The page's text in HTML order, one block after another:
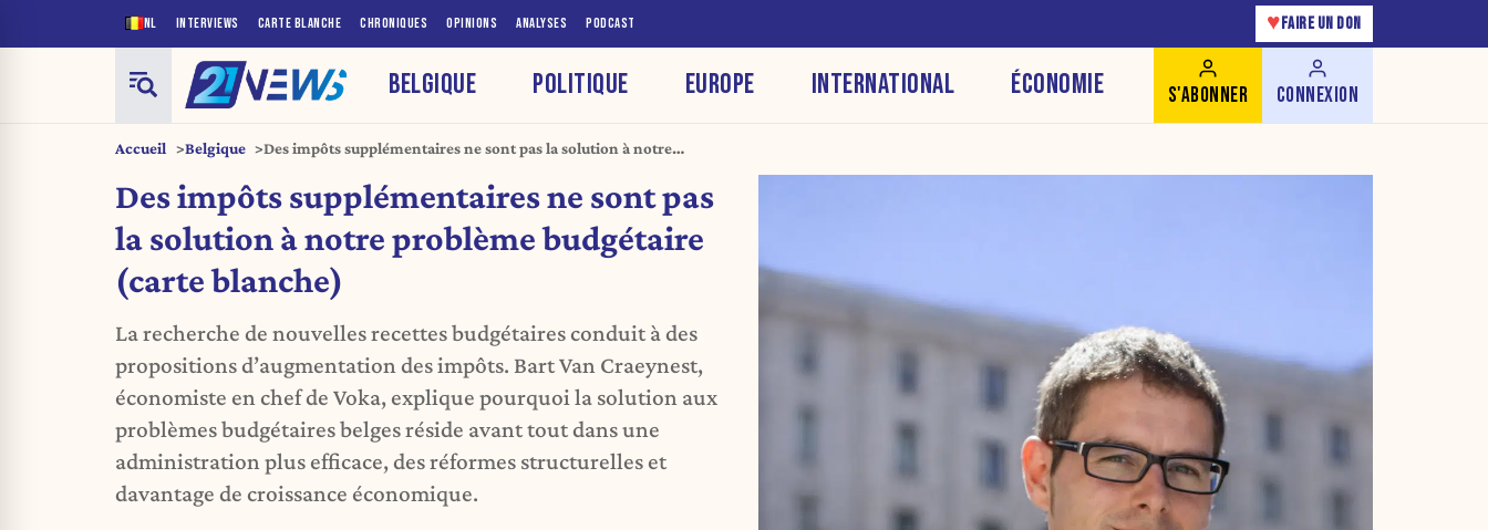
NL INTERVIEWS CARTE BLANCHE CHRONIQUES OPINIONS ANALYSES PODCAST ♥ FAIRE UN DON
BELGIQUE POLITIQUE EUROPE INTERNATIONAL ÉCONOMIE S'ABONNER CONNEXION
Accueil Belgique
Des impôts supplémentaires ne sont pas la solution à notre
Des impôts supplémentaires ne sont pas
la solution à notre problème budgétaire
(carte blanche)
La recherche de nouvelles recettes budgétaires conduit à des
propositions d’augmentation des impôts. Bart Van Craeynest,
économiste en chef de Voka, explique pourquoi la solution aux
problèmes budgétaires belges réside avant tout dans une
administration plus efficace, des réformes structurelles et
davantage de croissance économique.